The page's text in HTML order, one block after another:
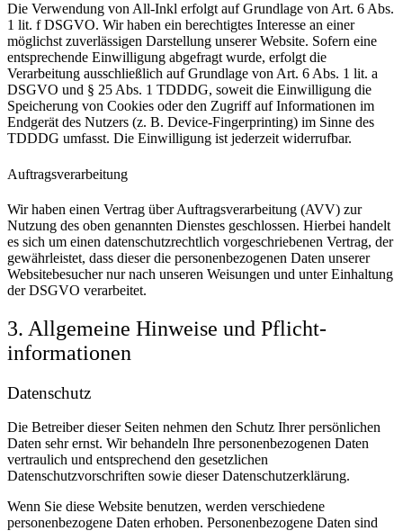
Die Verwendung von All-Inkl erfolgt auf Grundlage von Art. 6 Abs.
1 lit. f DSGVO. Wir haben ein berechtigtes Interesse an einer
möglichst zuverlässigen Darstellung unserer Website. Sofern eine
entsprechende Einwilligung abgefragt wurde, erfolgt die
Verarbeitung ausschließlich auf Grundlage von Art. 6 Abs. 1 lit. a
DSGVO und § 25 Abs. 1 TDDDG, soweit die Einwilligung die
Speicherung von Cookies oder den Zugriff auf Informationen im
Endgerät des Nutzers (z. B. Device-Fingerprinting) im Sinne des
TDDDG umfasst. Die Einwilligung ist jederzeit widerrufbar.
Auftragsverarbeitung
Wir haben einen Vertrag über Auftragsverarbeitung (AVV) zur
Nutzung des oben genannten Dienstes geschlossen. Hierbei handelt
es sich um einen datenschutzrechtlich vorgeschriebenen Vertrag, der
gewährleistet, dass dieser die personenbezogenen Daten unserer
Websitebesucher nur nach unseren Weisungen und unter Einhaltung
der DSGVO verarbeitet.
3. Allgemeine Hinweise und Pflicht­
informationen
Datenschutz
Die Betreiber dieser Seiten nehmen den Schutz Ihrer persönlichen
Daten sehr ernst. Wir behandeln Ihre personenbezogenen Daten
vertraulich und entsprechend den gesetzlichen
Datenschutzvorschriften sowie dieser Datenschutzerklärung.
Wenn Sie diese Website benutzen, werden verschiedene
personenbezogene Daten erhoben. Personenbezogene Daten sind